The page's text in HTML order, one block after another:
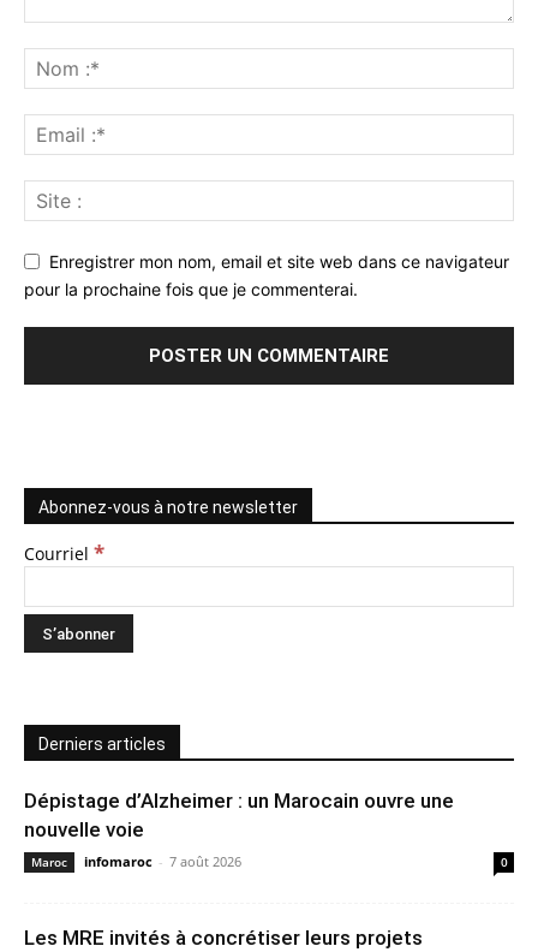
Enregistrer mon nom, email et site web dans ce navigateur
pour la prochaine fois que je commenterai.
Abonnez-vous à notre newsletter
Courriel *
Derniers articles
Dépistage d’Alzheimer : un Marocain ouvre une
nouvelle voie
Maroc infomaroc - 7 août 2026 0
Les MRE invités à concrétiser leurs projets